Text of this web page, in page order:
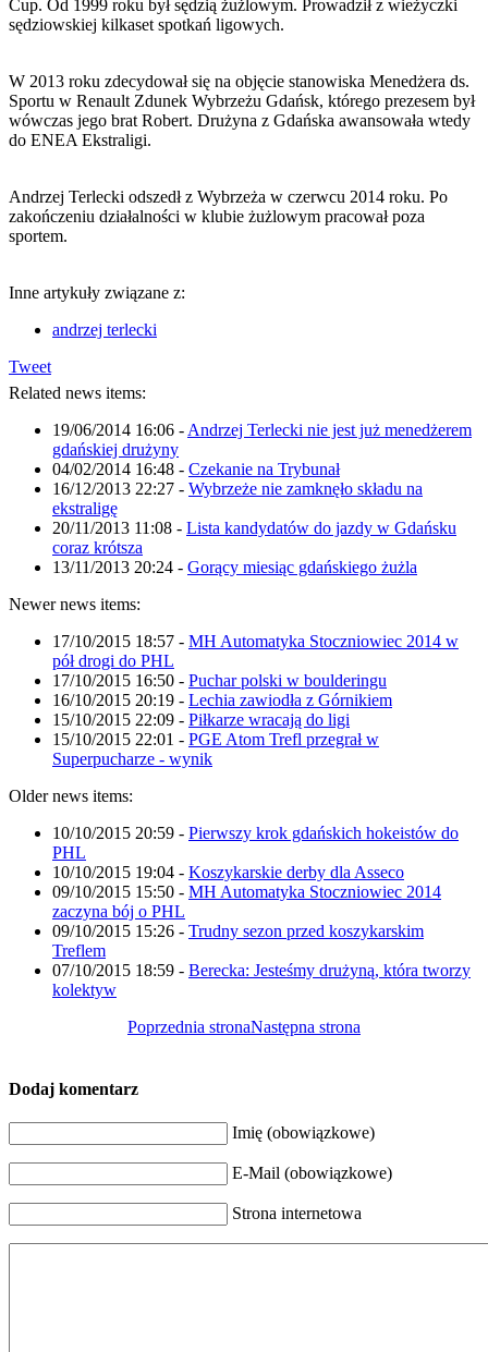
Cup. Od 1999 roku był sędzią żużlowym. Prowadził z wieżyczki
sędziowskiej kilkaset spotkań ligowych.
W 2013 roku zdecydował się na objęcie stanowiska Menedżera ds.
Sportu w Renault Zdunek Wybrzeżu Gdańsk, którego prezesem był
wówczas jego brat Robert. Drużyna z Gdańska awansowała wtedy
do ENEA Ekstraligi.
Andrzej Terlecki odszedł z Wybrzeża w czerwcu 2014 roku. Po
zakończeniu działalności w klubie żużlowym pracował poza
sportem.
Inne artykuły związane z:
andrzej terlecki
Tweet
Related news items:
19/06/2014 16:06 - Andrzej Terlecki nie jest już menedżerem
gdańskiej drużyny
04/02/2014 16:48 - Czekanie na Trybunał
16/12/2013 22:27 - Wybrzeże nie zamknęło składu na
ekstraligę
20/11/2013 11:08 - Lista kandydatów do jazdy w Gdańsku
coraz krótsza
13/11/2013 20:24 - Gorący miesiąc gdańskiego żużla
Newer news items:
17/10/2015 18:57 - MH Automatyka Stoczniowiec 2014 w
pół drogi do PHL
17/10/2015 16:50 - Puchar polski w boulderingu
16/10/2015 20:19 - Lechia zawiodła z Górnikiem
15/10/2015 22:09 - Piłkarze wracają do ligi
15/10/2015 22:01 - PGE Atom Trefl przegrał w
Superpucharze - wynik
Older news items:
10/10/2015 20:59 - Pierwszy krok gdańskich hokeistów do
PHL
10/10/2015 19:04 - Koszykarskie derby dla Asseco
09/10/2015 15:50 - MH Automatyka Stoczniowiec 2014
zaczyna bój o PHL
09/10/2015 15:26 - Trudny sezon przed koszykarskim
Treflem
07/10/2015 18:59 - Berecka: Jesteśmy drużyną, która tworzy
kolektyw
Poprzednia stronaNastępna strona
Dodaj komentarz
Imię (obowiązkowe)
E-Mail (obowiązkowe)
Strona internetowa